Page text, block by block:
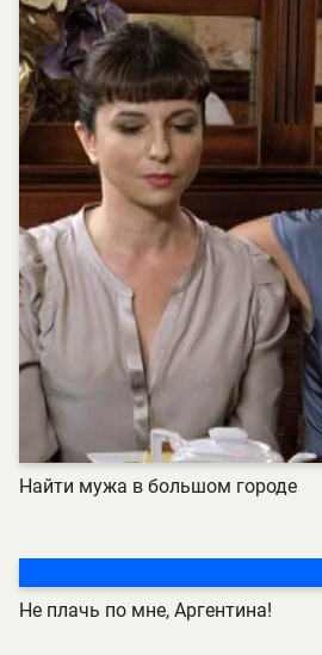
Найти мужа в большом городе
Не плачь по мне, Аргентина!